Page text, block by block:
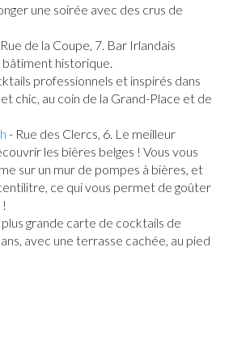
une soirée avec des crus de
de la Coupe, 7. Bar Irlandais
bâtiment historique.
professionnels et inspirés dans
chic, au coin de la Grand-Place et de
- Rue des Clercs, 6. Le meilleur
les bières belges ! Vous vous
sur un mur de pompes à bières, et
ce qui vous permet de goûter
plus grande carte de cocktails de
avec une terrasse cachée, au pied